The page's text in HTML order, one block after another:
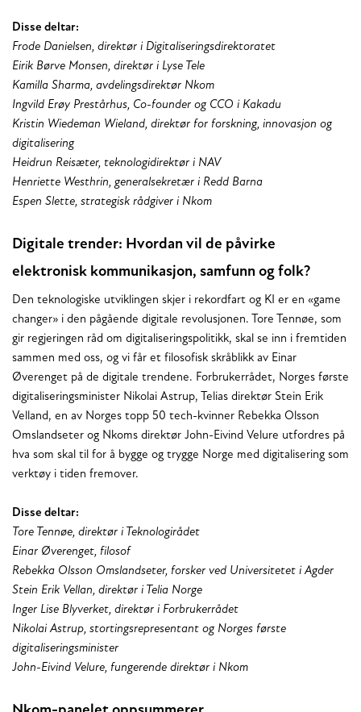
Disse deltar:
Frode Danielsen, direktør i Digitaliseringsdirektoratet
Eirik Børve Monsen, direktør i Lyse Tele
Kamilla Sharma, avdelingsdirektør Nkom
Ingvild Erøy Prestårhus, Co-founder og CCO i Kakadu
Kristin Wiedeman Wieland, direktør for forskning, innovasjon og
digitalisering
Heidrun Reisæter, teknologidirektør i NAV
Henriette Westhrin, generalsekretær i Redd Barna
Espen Slette, strategisk rådgiver i Nkom
Digitale trender: Hvordan vil de påvirke
elektronisk kommunikasjon, samfunn og folk?
Den teknologiske utviklingen skjer i rekordfart og KI er en «game
changer» i den pågående digitale revolusjonen. Tore Tennøe, som
gir regjeringen råd om digitaliseringspolitikk, skal se inn i fremtiden
sammen med oss, og vi får et filosofisk skråblikk av Einar
Øverenget på de digitale trendene. Forbrukerrådet, Norges første
digitaliseringsminister Nikolai Astrup, Telias direktør Stein Erik
Velland, en av Norges topp 50 tech-kvinner Rebekka Olsson
Omslandseter og Nkoms direktør John-Eivind Velure utfordres på
hva som skal til for å bygge og trygge Norge med digitalisering som
verktøy i tiden fremover.
Disse deltar:
Tore Tennøe, direktør i Teknologirådet
Einar Øverenget, filosof
Rebekka Olsson Omslandseter, forsker ved Universitetet i Agder
Stein Erik Vellan, direktør i Telia Norge
Inger Lise Blyverket, direktør i Forbrukerrådet
Nikolai Astrup, stortingsrepresentant og Norges første
digitaliseringsminister
John-Eivind Velure, fungerende direktør i Nkom